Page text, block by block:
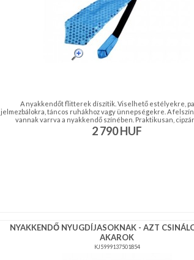
A nyakkendőt flitterek díszítik. Viselhető estélyekre,
jelmezbálokra, táncos ruhákhoz vagy ünnepségekre. A
vannak varrva a nyakkendő színében. Praktikusan,
2 790HUF
NYAKKENDŐ NYUGDÍJASOKNAK - AZT
AKAROK
KJ5999137501854